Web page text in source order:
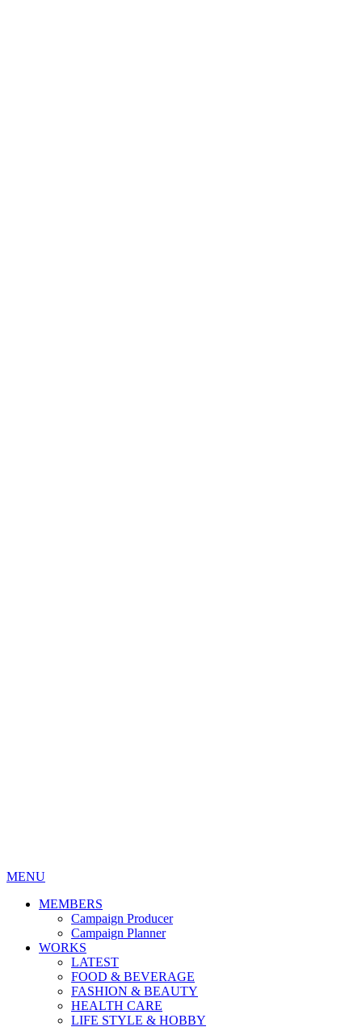
MENU
MEMBERS
Campaign Producer
Campaign Planner
WORKS
LATEST
FOOD & BEVERAGE
FASHION & BEAUTY
HEALTH CARE
LIFE STYLE & HOBBY